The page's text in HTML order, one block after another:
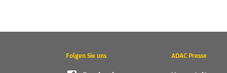
Folgen Sie uns ADAC Presse